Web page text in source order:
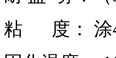
粘 度： 涂4